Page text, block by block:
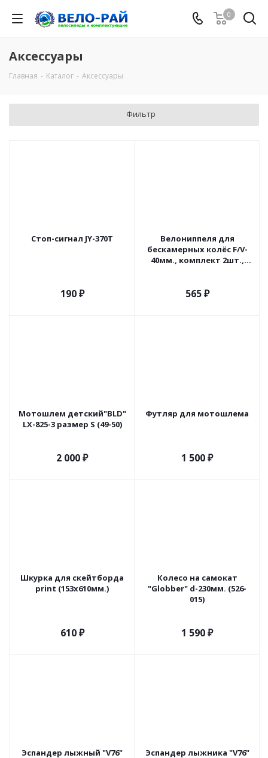
0
Аксессуары
Главная - Каталог - Аксессуары
Фильтр
Стоп-сигнал JY-370T
190₽
Велониппеля для
бескамерных колёс F/V-
40мм., комплект 2шт.,
565₽
Мотошлем детский"BLD"
LX-825-3 размер S (49-50)
2 000₽
Футляр для мотошлема
1 500₽
Шкурка для скейтборда
print (153х610мм.)
610₽
Колесо на самокат
"Globber" d-230мм. (526-
015)
1 590₽
Эспандер лыжный "V76"
Эспандер лыжника "V76"